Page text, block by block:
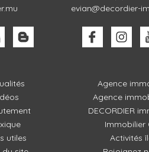
evian@decordier-
utiles
Agence
Agence
DECORDIER
Immobilier
Activités